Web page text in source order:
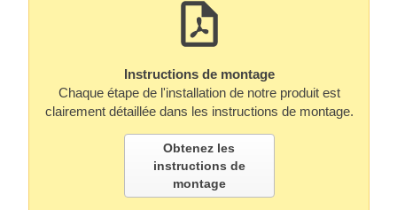
Instructions de montage
Chaque étape de l'installation de notre produit est
clairement détaillée dans les instructions de montage.
Obtenez les
instructions de
montage